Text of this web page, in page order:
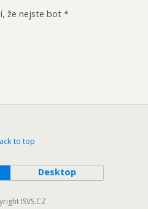
že nejste bot *
to top
Desktop
ISVS.CZ